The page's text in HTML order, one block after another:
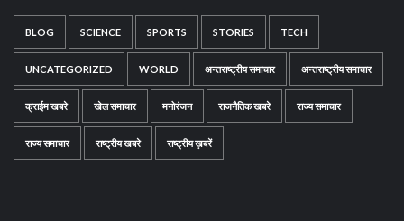
BLOG SCIENCE SPORTS STORIES TECH
UNCATEGORIZED WORLD अन्तराष्ट्रीय समाचार अन्तराष्ट्रीय समाचार
क्राईम खबरे खेल समाचार मनोरंजन राजनैतिक खबरे राज्य समाचार
राज्य समाचार राष्ट्रीय खबरे राष्ट्रीय ख़बरें